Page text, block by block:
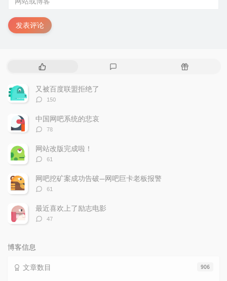
发表评论
热
文
章
随
又被百度联盟拒绝了
评
数：
150
中国网吧系统的悲哀
评
数：
78
网站改版完成啦！
评
数：
61
网吧挖矿案成功告破—网吧巨卡老板报警
评
数：
61
最近喜欢上了励志电影
评
47
博客信息
906
文章数目